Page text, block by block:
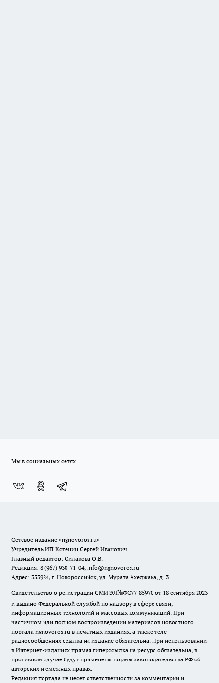
Мы в социальных сетях
Сетевое издание «ngnovoros.ru»
Учредитель ИП Кстенин Сергей Иванович
Главный редактор: Силакова О.В.
Редакция: 8 (967) 930-71-04, info@ngnovoros.ru
Адрес: 353924, г. Новороссийск, ул. Мурата Ахеджака, д. 3
Свидетельство о регистрации СМИ ЭЛ№ФС77-85970 от 18 сентября 2023
г. выдано Федеральной службой по надзору в сфере связи,
информационных технологий и массовых коммуникаций. При
частичном или полном воспроизведении материалов новостного
портала ngnovoros.ru в печатных изданиях, а также теле-
радиосообщениях ссылка на издание обязательна. При использовании
в Интернет-изданиях прямая гиперссылка на ресурс обязательна, в
противном случае будут применены нормы законодательства РФ об
авторских и смежных правах.
Редакция портала не несет ответственности за комментарии и